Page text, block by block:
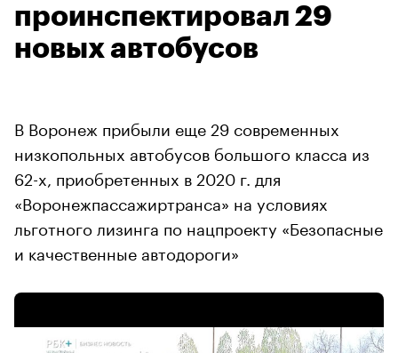
проинспектировал 29
новых автобусов
В Воронеж прибыли еще 29 современных
низкопольных автобусов большого класса из
62-х, приобретенных в 2020 г. для
«Воронежпассажиртранса» на условиях
льготного лизинга по нацпроекту «Безопасные
и качественные автодороги»